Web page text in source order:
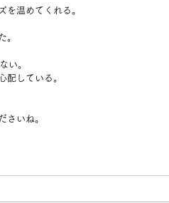
を温めてくれる。
。
い。
配している。
さいね。